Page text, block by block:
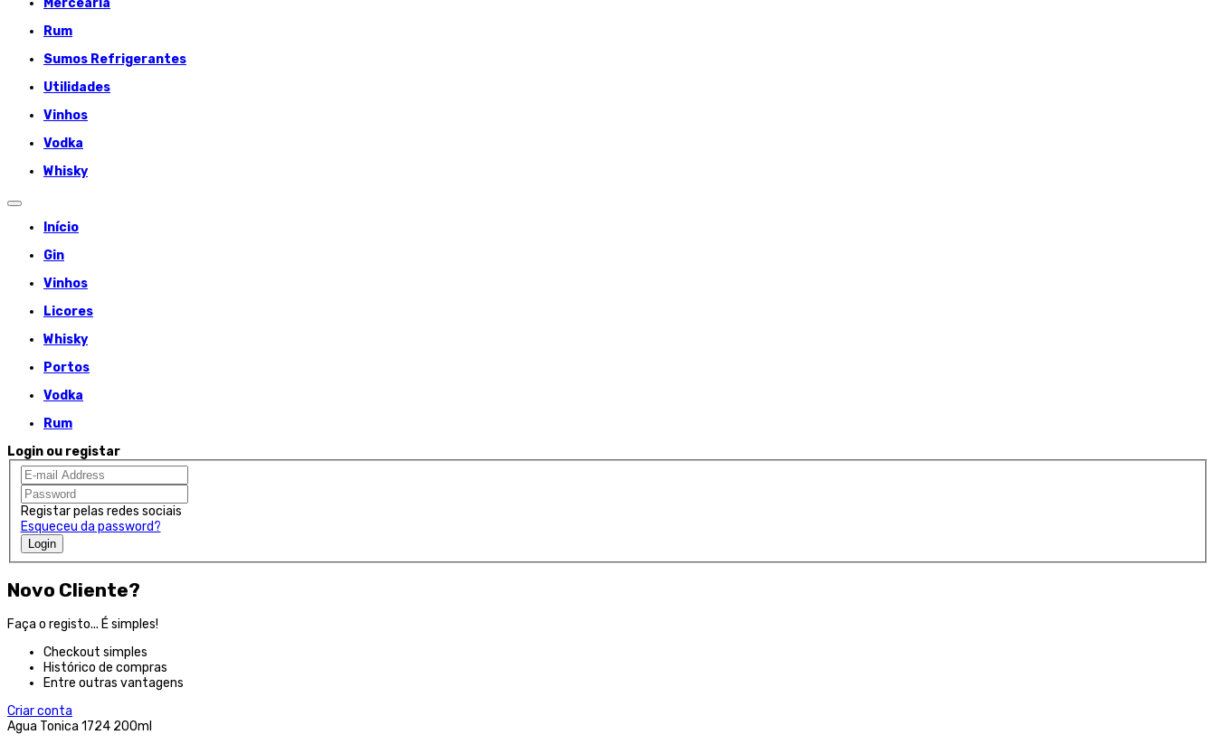
Mercearia
Rum
Sumos Refrigerantes
Utilidades
Vinhos
Vodka
Whisky
Início
Gin
Vinhos
Licores
Whisky
Portos
Vodka
Rum
Login ou registar
Registar pelas redes sociais
Esqueceu da password?
Login
Novo Cliente?
Faça o registo... É simples!
Checkout simples
Histórico de compras
Entre outras vantagens
Criar conta
Agua Tonica 1724 200ml